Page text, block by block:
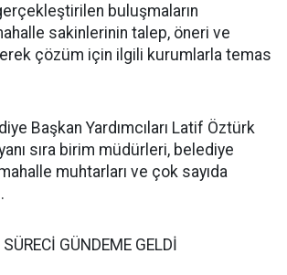
buluşmaların
sakinlerinin talep, öneri ve
çözüm için ilgili kurumlarla temas
Başkan Yardımcıları Latif Öztürk
sıra birim müdürleri, belediye
muhtarları ve çok sayıda
GÜNDEME GELDİ